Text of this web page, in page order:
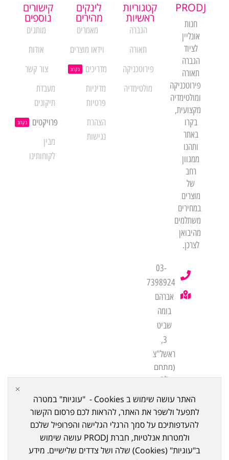
PRODJ
חנות
אונליין
לציוד
הגברה
תאורה
פירוטכניקה
ומולטימדיה
מקצועית,
בקרו
באתר
ותהנו
ממגוון
רחב
של
מוצרים
במחירים
משתלמים
מהיבואן
לצרכן.
03-
7398924
אברהם
בומה
שביט
3,
ראשל"צ
(מתחם
לב
ביתן
21)
קטגוריות
ראשיות
הגברה
תאורה
פירוטכניקה
מולטימדיה
לינקים
מהירים
מאמרים
וידאו מוצרים
מדריכים
בקרוב
מדיניות
פרטיות
הצהרת
נגישות
קישורים
נוספים
מותגים
אודות
צור קשר
מעבדת
תיקונים
פרויקטים
בקרוב
מבין
לקוחותינו
האתר עושה שימוש ב Cookies - "עוגיות" במטרה
לתפעל ולשפר את האתר, להראות לכם פרסום הקשור
להעדפותיכם על סמך הרגלי הגלישה והפרופיל שלכם
ולמטרות אנלטיות, חברת PRODJ עושה שימוש
ב"עוגיות" (Cookies) שלה ושל צדדים שלישיים. מידע